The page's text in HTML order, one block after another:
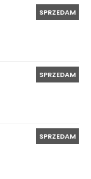
SPRZEDAM
SPRZEDAM
SPRZEDAM